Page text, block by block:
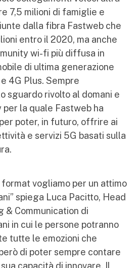
7,5 milioni di famiglie e
dalla fibra Fastweb che
entro il 2020, ma anche
wi-fi più diffusa in
di ultima generazione
4G Plus. Sempre
sguardo rivolto al domani e
la quale Fastweb ha
poter, in futuro, offrire ai
e servizi 5G basati sulla
format vogliamo per un attimo
spiega Luca Pacitto, Head
& Communication di
in cui le persone potranno
tutte le emozioni che
di poter sempre contare
capacità di innovare. Il